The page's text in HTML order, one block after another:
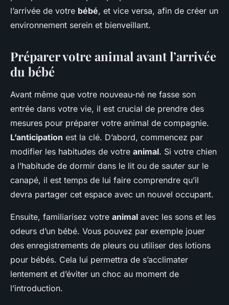
l’arrivée de votre bébé, et vice versa, afin de créer un
environnement serein et bienveillant.
Préparer votre animal avant l’arrivée
du bébé
Avant même que votre nouveau-né ne fasse son
entrée dans votre vie, il est crucial de prendre des
mesures pour préparer votre animal de compagnie.
L’anticipation est la clé. D’abord, commencez par
modifier les habitudes de votre animal. Si votre chien
a l’habitude de dormir dans le lit ou de sauter sur le
canapé, il est temps de lui faire comprendre qu’il
devra partager cet espace avec un nouvel occupant.
Ensuite, familiarisez votre animal avec les sons et les
odeurs d’un bébé. Vous pouvez par exemple jouer
des enregistrements de pleurs ou utiliser des lotions
pour bébés. Cela lui permettra de s’acclimater
lentement et d’éviter un choc au moment de
l’introduction.